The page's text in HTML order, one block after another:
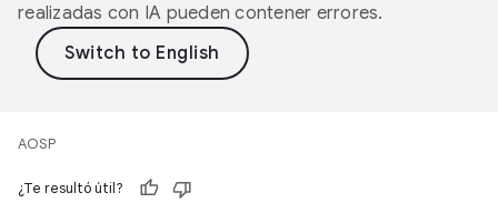
realizadas con IA pueden contener errores.
AOSP
¿Te resultó útil?